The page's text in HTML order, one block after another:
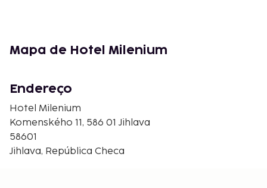
booking, or contact the property directly with the
contact details provided in your confirmation.
availability and may be chargeable as per the
hotel policy.
Mapa de Hotel Milenium
Endereço
Hotel Milenium
Komenského 11, 586 01 Jihlava
58601
Jihlava, República Checa